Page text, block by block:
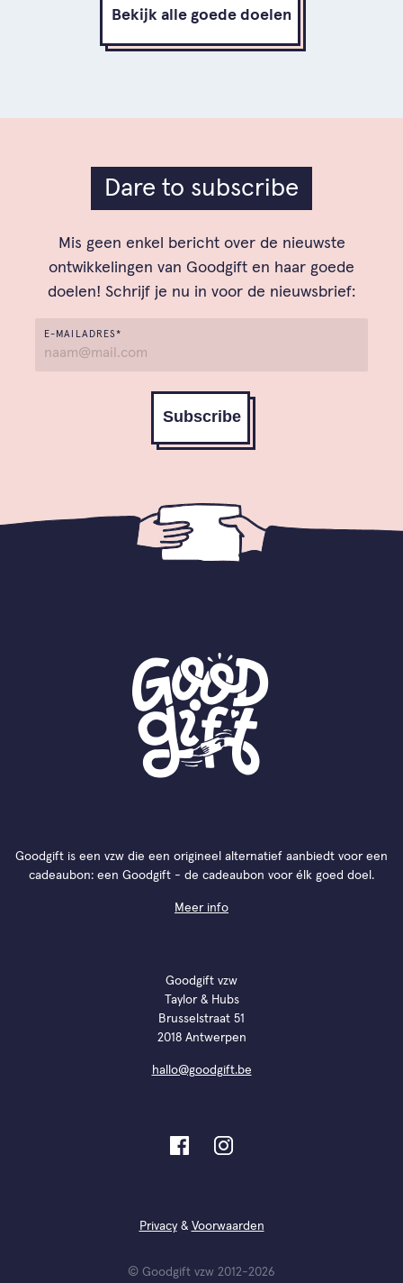
Bekijk alle goede doelen
Dare to subscribe
Mis geen enkel bericht over de nieuwste
ontwikkelingen van Goodgift en haar goede
doelen! Schrijf je nu in voor de nieuwsbrief:
E-MAILADRES*
Subscribe
Goodgift is een vzw die een origineel alternatief aanbiedt voor een
cadeaubon: een Goodgift - de cadeaubon voor élk goed doel.
Meer info
Goodgift vzw
Taylor & Hubs
Brusselstraat 51
2018 Antwerpen
hallo@goodgift.be
Privacy& Voorwaarden
© Goodgift vzw 2012-2026